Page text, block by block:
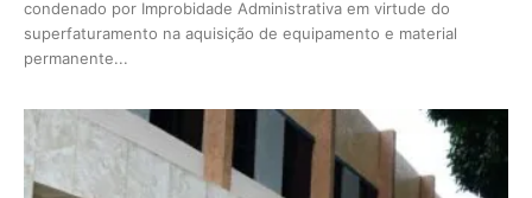
condenado por Improbidade Administrativa em virtude do
superfaturamento na aquisição de equipamento e material
permanente...